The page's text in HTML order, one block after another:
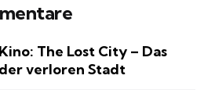
The Lost City – Das
verloren Stadt